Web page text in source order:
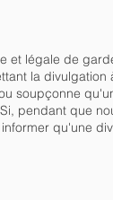
et légale de
la
soupçonne
pendant que
qu'une